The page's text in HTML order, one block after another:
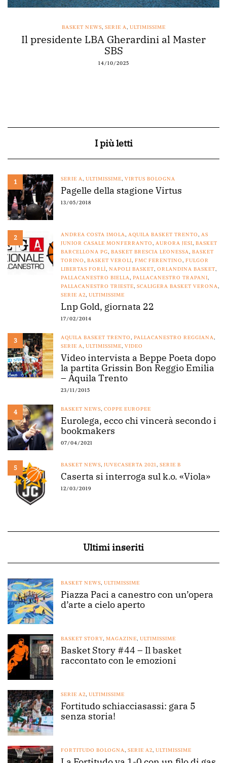
BASKET NEWS, SERIE A, ULTIMISSIME
Il presidente LBA Gherardini al Master
SBS
14/10/2025
I più letti
1 SERIE A, ULTIMISSIME, VIRTUS BOLOGNA
Pagelle della stagione Virtus
13/05/2018
2 ANDREA COSTA IMOLA, AQUILA BASKET TRENTO, AS
JUNIOR CASALE MONFERRANTO, AURORA JESI, BASKET
BARCELLONA PG, BASKET BRESCIA LEONESSA, BASKET
TORINO, BASKET VEROLI, FMC FERENTINO, FULGOR
LIBERTAS FORLÌ, NAPOLI BASKET, ORLANDINA BASKET,
PALLACANESTRO BIELLA, PALLACANESTRO TRAPANI,
PALLACANESTRO TRIESTE, SCALIGERA BASKET VERONA,
SERIE A2, ULTIMISSIME
Lnp Gold, giornata 22
17/02/2014
3 AQUILA BASKET TRENTO, PALLACANESTRO REGGIANA,
SERIE A, ULTIMISSIME, VIDEO
Video intervista a Beppe Poeta dopo
la partita Grissin Bon Reggio Emilia
– Aquila Trento
23/11/2015
4 BASKET NEWS, COPPE EUROPEE
Eurolega, ecco chi vincerà secondo i
bookmakers
07/04/2021
5 BASKET NEWS, JUVECASERTA 2021, SERIE B
Caserta si interroga sul k.o. «Viola»
12/03/2019
Ultimi inseriti
BASKET NEWS, ULTIMISSIME
Piazza Paci a canestro con un’opera
d’arte a cielo aperto
BASKET STORY, MAGAZINE, ULTIMISSIME
Basket Story #44 – Il basket
raccontato con le emozioni
SERIE A2, ULTIMISSIME
Fortitudo schiacciasassi: gara 5
senza storia!
FORTITUDO BOLOGNA, SERIE A2, ULTIMISSIME